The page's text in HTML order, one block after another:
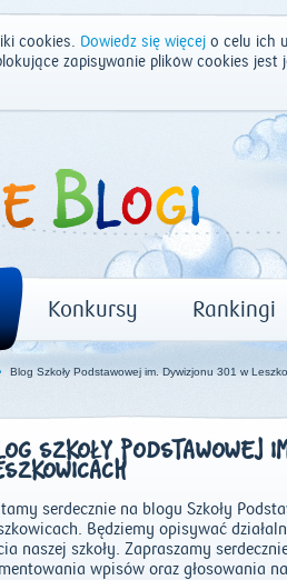
cookies. Dowiedz się więcej o celu ich
zapisywanie plików cookies
Konkursy Rankingi
Blog Szkoły Podstawowej im. Dywizjonu 301 w
SZKOŁY PODSTAWOWEJ
serdecznie na blogu Szkoły
Będziemy opisywać
naszej szkoły. Zapraszamy
wpisów oraz głosowania